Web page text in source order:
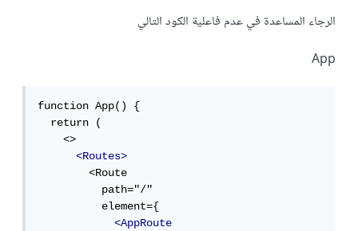
الرجاء المساعدة في عدم فاعلية الكود التالي
App
function App() {
  return (
    <>
<Routes>
        <Route
          path="/"
          element={
<AppRoute